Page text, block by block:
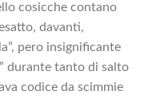
cosicche contano
davanti,
pero insignificante
durante tanto di salto
codice da scimmie